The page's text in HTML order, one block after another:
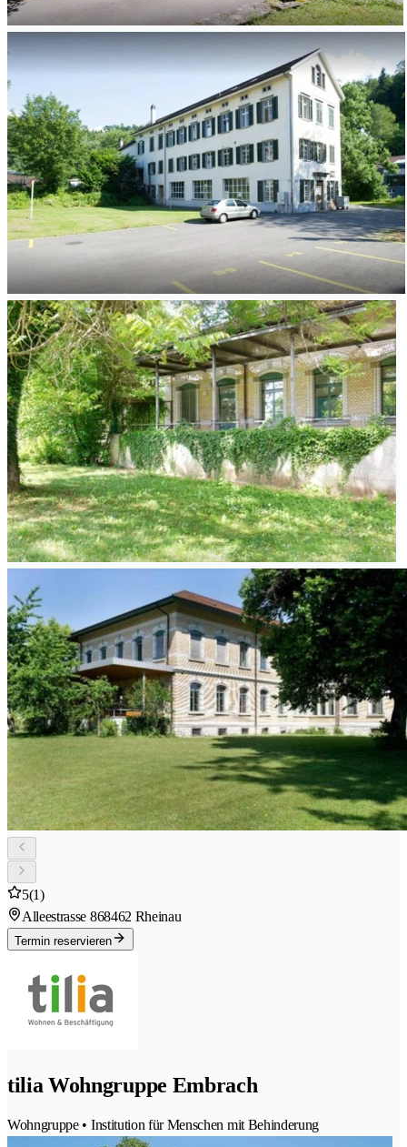
5(1)
Alleestrasse 868462 Rheinau
Termin reservieren
tilia Wohngruppe Embrach
Wohngruppe • Institution für Menschen mit Behinderung